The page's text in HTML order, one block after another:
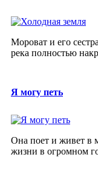
Мороват и его
река полностью
Я могу петь
Она поет и живет в
жизни в огромном